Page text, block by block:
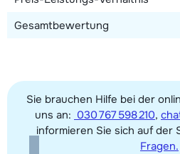
Gesamtbewertung
Sie brauchen Hilfe bei der
uns an: 030 767 598 210,
informieren Sie sich auf der
Fragen.